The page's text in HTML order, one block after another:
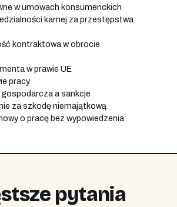
w umowach konsumenckich
karnej za przestępstwa
kontraktowa w obrocie
w prawie UE
pracy
a sankcje
za szkodę niemajątkową
o pracę bez wypowiedzenia
pytania